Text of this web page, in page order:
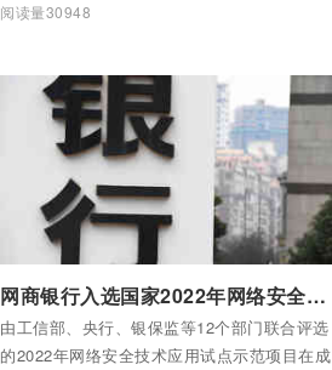
检测认证，成为国内最先获得该国家级认证的
阅读量30948
网商银行入选国家2022年网络安全技术应用试点示范项目
由工信部、央行、银保监等12个部门联合评选
的2022年网络安全技术应用试点示范项目在成